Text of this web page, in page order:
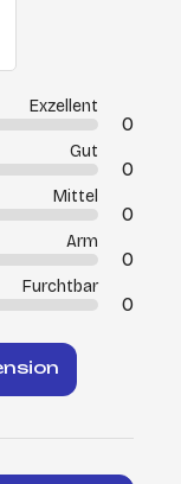
Exzellent
0
Gut
0
Mittel
0
Arm
0
Furchtbar
0